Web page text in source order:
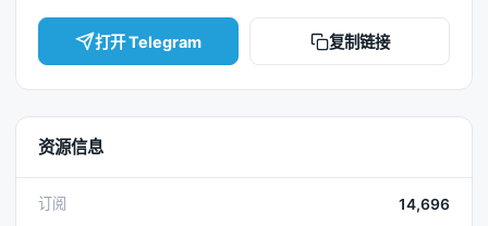
打开 Telegram 复制链接
资源信息
订阅 14,696